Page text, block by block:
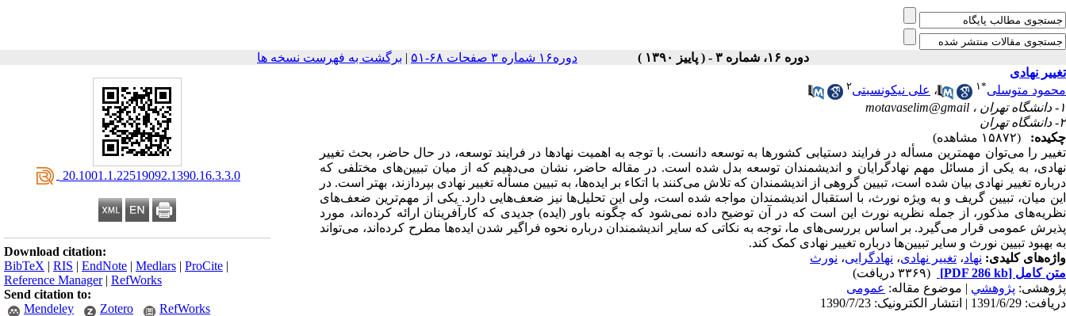
دوره ۱۶، شماره ۳ - ( پاییز ۱۳۹۰ ) دوره۱۶ شماره ۳ صفحات ۶۸-۵۱ | برگشت به فهرست نسخه ها
‎ 20.1001.1.22519092.1390.16.3.3.0
Download citation:
BibTeX | RIS | EndNote | Medlars | ProCite |
Reference Manager| RefWorks
Send citation to:
Mendeley
Zotero RefWorks
تغییر نهادی
محمود متوسلی*۱ ، علی نیکونسبتی۲
۱- دانشگاه تهران ،
motavaselim@gmail
۲- دانشگاه تهران
چکیده:
(۱۵۸۷۲ مشاهده)
تغییر را می‌توان مهمترین مسأله در فرایند دستیابی کشورها به توسعه دانست. با توجه به اهمیت نهادها در فرایند توسعه، در حال حاضر، بحث تغییر
نهادی، به یکی از مسائل مهم نهادگرایان و اندیشمندان توسعه بدل شده است. در مقاله حاضر، نشان می‌دهیم که از میان تبیین‌های مختلفی که
درباره تغییر نهادی بیان شده است، تبیین گروهی از اندیشمندان که تلاش می‌کنند با اتکاء بر ایده‌ها، به تبیین مسأله تغییر نهادی بپردازند، بهتر است. در
این میان، تبیین گریف و به ویژه نورث، با استقبال اندیشمندان مواجه شده است، ولی این تحلیل‌ها نیز ضعف‌هایی دارد. یکی از مهم‌ترین ضعف‌های
نظریه‌های مذکور، از جمله نظریه نورث این است که در آن توضیح داده نمی‌شود که چگونه باور (ایده) جدیدی که کارآفرینان ارائه کرده‌اند، مورد
پذیرش عمومی قرار می‌گیرد. بر اساس بررسی‌های ما، توجه به نکاتی که سایر اندیشمندان درباره نحوه فراگیر شدن ایده‌ها مطرح کرده‌اند، می‌تواند
به بهبود تبیین نورث و سایر تبیین‌ها درباره تغییر نهادی کمک کند.
واژه‌های کلیدی: نهاد، تغییر نهادی، نهادگرایی، نورث
متن کامل [PDF 286 kb]
(۳۳۶۹ دریافت)
پژوهشی: پژوهشي | موضوع مقاله: عمومى
دریافت: 1391/6/29 | انتشار الکترونیک: 1390/7/23